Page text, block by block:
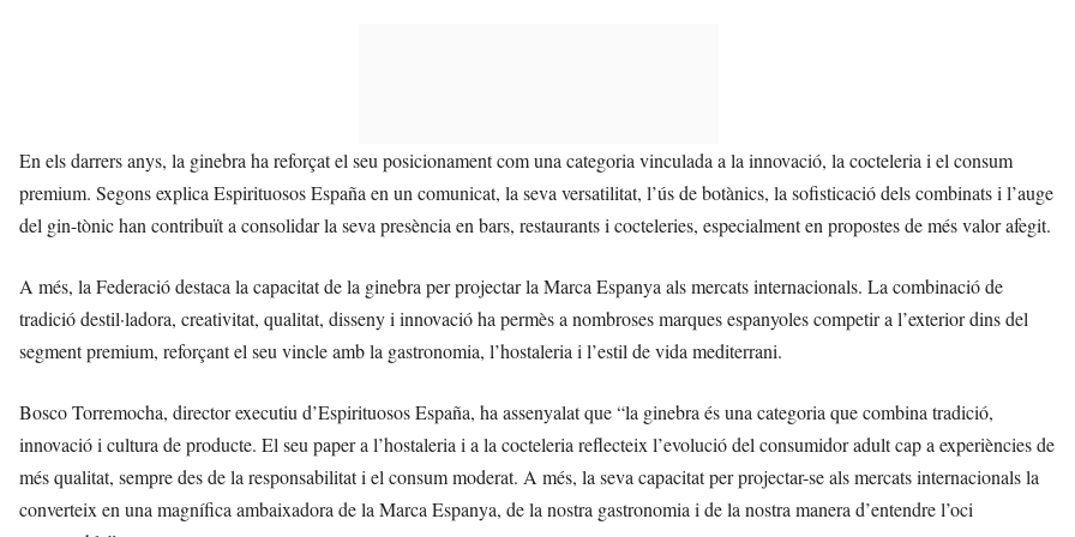
En els darrers anys, la ginebra ha reforçat el seu posicionament com una categoria vinculada a la innovació, la cocteleria i el consum
premium. Segons explica Espirituosos España en un comunicat, la seva versatilitat, l’ús de botànics, la sofisticació dels combinats i l’auge
del gin-tònic han contribuït a consolidar la seva presència en bars, restaurants i cocteleries, especialment en propostes de més valor afegit.
A més, la Federació destaca la capacitat de la ginebra per projectar la Marca Espanya als mercats internacionals. La combinació de
tradició destil·ladora, creativitat, qualitat, disseny i innovació ha permès a nombroses marques espanyoles competir a l’exterior dins del
segment premium, reforçant el seu vincle amb la gastronomia, l’hostaleria i l’estil de vida mediterrani.
Bosco Torremocha, director executiu d’Espirituosos España, ha assenyalat que “la ginebra és una categoria que combina tradició,
innovació i cultura de producte. El seu paper a l’hostaleria i a la cocteleria reflecteix l’evolució del consumidor adult cap a experiències de
més qualitat, sempre des de la responsabilitat i el consum moderat. A més, la seva capacitat per projectar-se als mercats internacionals la
converteix en una magnífica ambaixadora de la Marca Espanya, de la nostra gastronomia i de la nostra manera d’entendre l’oci